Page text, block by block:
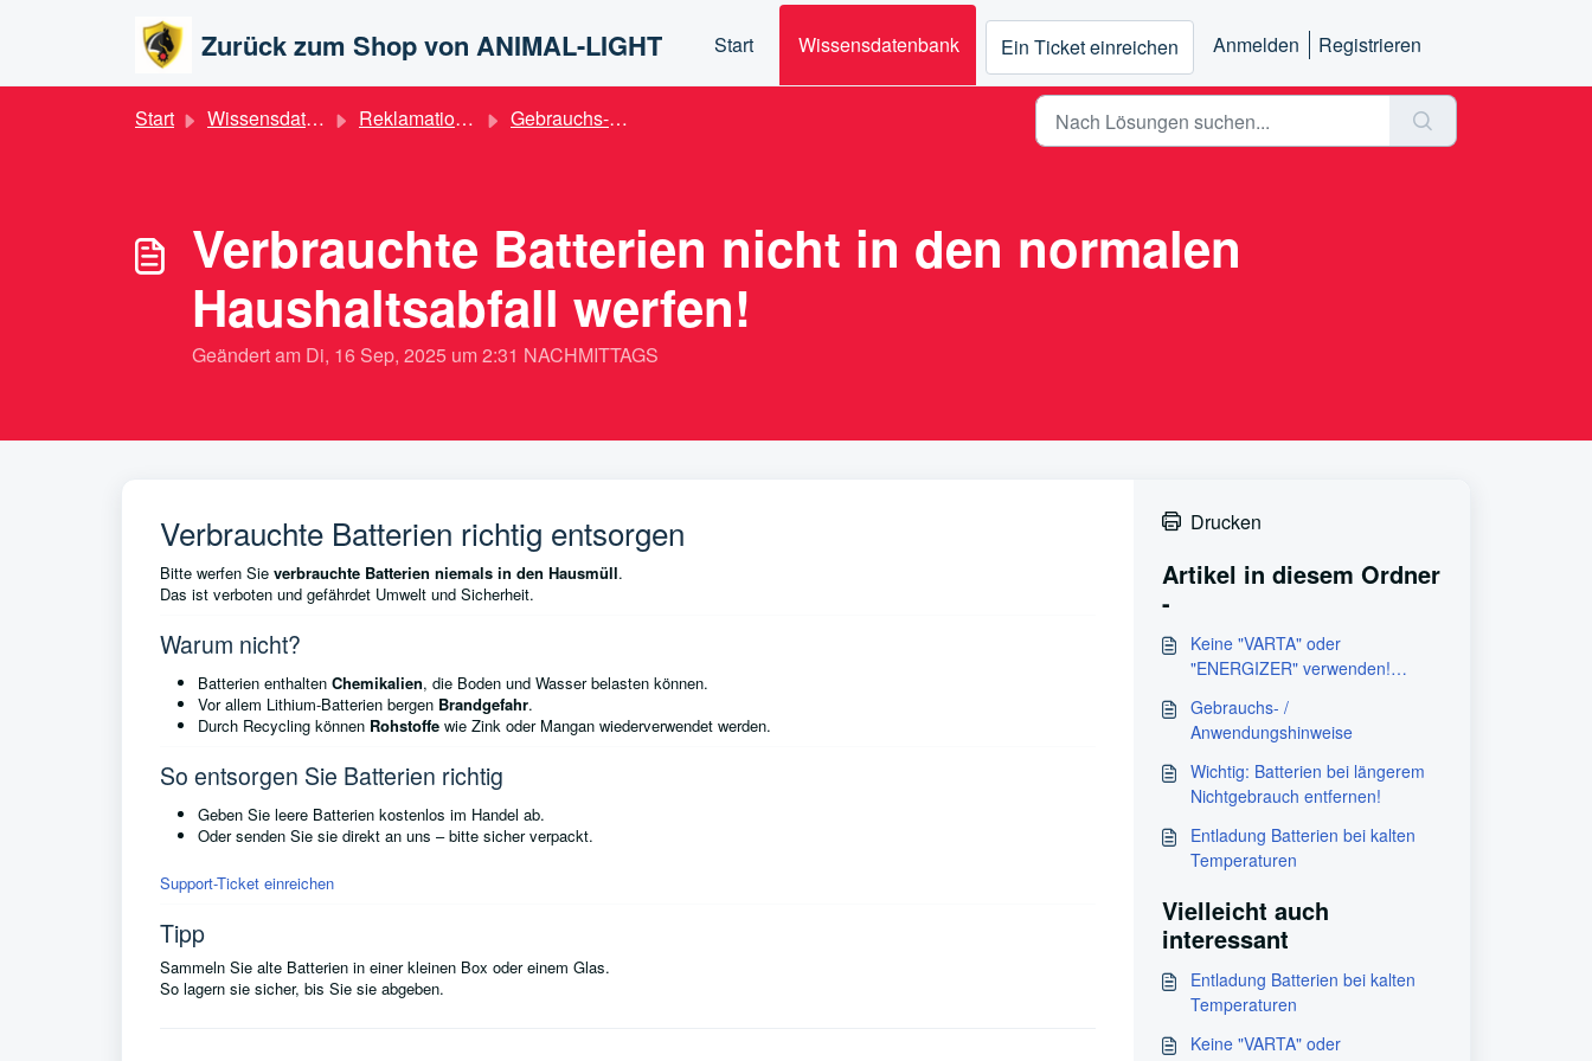
Zurück zum Shop von ANIMAL-LIGHT Start Wissensdatenbank Ein Ticket einreichen Anmelden Registrieren
Start Wissensdatenbank Reklamation / Umtausch / Garantie Gebrauchs- / Anwendungshinweise
Verbrauchte Batterien nicht in den normalen
Haushaltsabfall werfen!
Geändert am Di, 16 Sep, 2025 um 2:31 NACHMITTAGS
Verbrauchte Batterien richtig entsorgen
Bitte werfen Sie verbrauchte Batterien niemals in den Hausmüll.
Das ist verboten und gefährdet Umwelt und Sicherheit.
Warum nicht?
Batterien enthalten Chemikalien, die Boden und Wasser belasten können.
Vor allem Lithium-Batterien bergen Brandgefahr.
Durch Recycling können Rohstoffe wie Zink oder Mangan wiederverwendet werden.
So entsorgen Sie Batterien richtig
Geben Sie leere Batterien kostenlos im Handel ab.
Oder senden Sie sie direkt an uns – bitte sicher verpackt.
Support-Ticket einreichen
Tipp
Sammeln Sie alte Batterien in einer kleinen Box oder einem Glas.
So lagern sie sicher, bis Sie sie abgeben.
Drucken
Artikel in diesem Ordner
-
Keine "VARTA" oder
"ENERGIZER" verwenden!
Gebrauchs- /
Anwendungshinweise
Wichtig: Batterien bei längerem
Nichtgebrauch entfernen!
Entladung Batterien bei kalten
Temperaturen
Vielleicht auch
interessant
Entladung Batterien bei kalten
Temperaturen
Keine "VARTA" oder